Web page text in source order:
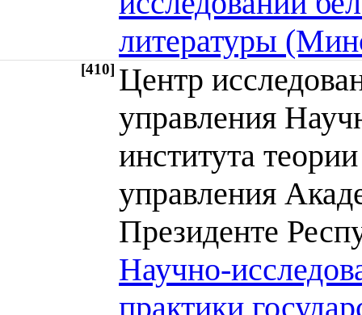
литературы
[410] Центр
управления
института
управления
Президенте
Научно-
практики